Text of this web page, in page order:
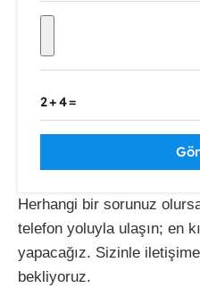
2+4=
Herhangi bir sorunuz
telefon yoluyla ulaşın; en
yapacağız. Sizinle
bekliyoruz.